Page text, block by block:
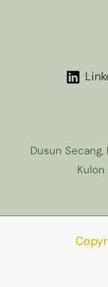
Dusun Secang,
Kulon